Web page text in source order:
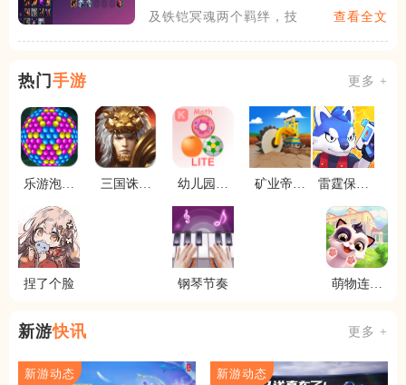
及铁铠冥魂两个羁绊，技能是
查看全文
热门 手游 更多 +
乐游泡泡
三国诛将
幼儿园数
矿业帝国
雷霆保卫
捏了个脸 钢琴节奏
萌物连连
新游快讯 更多 +
新游动态 新游动态